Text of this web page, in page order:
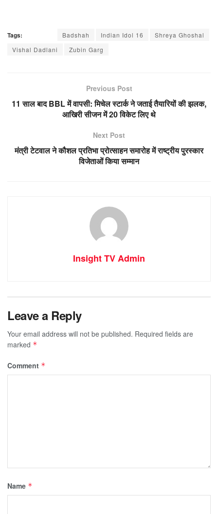
Tags: Badshah Indian Idol 16
Shreya Ghoshal
Vishal Dadlani
Zubin Garg
Previous Post
11 साल बाद BBL में वापसी: मिचेल स्टार्क ने जताई तैयारियों की झलक,
आखिरी सीजन में 20 विकेट लिए थे
Next Post
मंत्री टेटवाल ने कौशल प्रतिभा प्रोत्साहन समारोह में राष्ट्रीय पुरस्कार
विजेताओं किया सम्मान
Insight TV Admin
Leave a Reply
Your email address will not be published. Required fields are
marked *
Comment *
Name *